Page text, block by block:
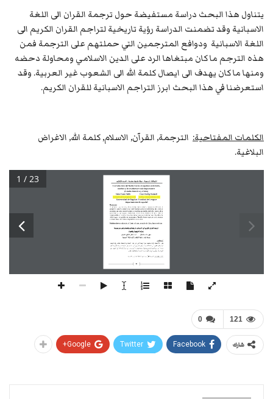
يتناول هذا البحث دراسة مستفيضة حول ترجمة القران الى اللغة
الاسبانية وقد تضمنت الدراسة رؤية تاريخية لتراجم القران الكريم الى
اللغة الاسبانية ودوافع المترجمين التي حملتهم على الترجمة فمن
هذه الترجم ما كان مبتغاها الرد على الدين الاسلامي ومحاولة دحضه
ومنها ما كان يهدف الى ايصال كلمة الله الى الشعوب غير العربية. وقد
استعرضنا في هذا البحث ابرز التراجم الاسبانية للقران الكريم.
الكلمات المفتاحية: الترجمة, القرآن, الاسلام, كلمة الله, الاغراض
البلاغية.
شـراقـات تنمــوية ... مجـلة علــمية محكــمة ... العــدد الثلاثون
21
La traducción del Noble Corán al español: su historia,
motivos y los traductores más importantes
(Estudio histórico y crítico)
Suha Esam Salih
Enas Sadiq Hamudi
suhaalhaidry@gmail.com
sadiq_enas@yahoo.com
Universidad de Bagdad / Facultad de Lenguas
Departamento de español
Resumen
El  presente  trabajo  se  trata  de  un  extenso  estudio  sobre  la  traducción  del  Corán  al
español.  El  estudio  contuvo  una  visión  histórica  sobre  las  traducciones  del  Corán  al
traducción,  ya  que  algunas  traducciones  tenían  como  objetivo  criticar  el  Islam  e
intentar refutarlo, mientras hay otras traducciones que intentaban hacer la palabra de
las traducciones del Corán al español más destacados.
ترجمة القران الكريم الى الاسبانية تاريخها ودوافعها واهم مترجميها
دراسة تاريخية ونقدية
سهى عصام صالح       ا.م. ايناس صادق حمودي
جامعة بغداد / كلية اللغات / قسم اللغة الاسبانية
المستخلص:
يتناول هذا البحث دراسة مستفيضة حول ترجمة القران الى اللغة الاسبانية وقد تضمنت الدراسة رؤية تاريخية
لتراجم القران الكريم الى اللغة الاسبانية  ودوافع المترجمين التي حملتهم على الترجمة فمن هذه الترجم ما كان
العربية. وقد استعرضنا في هذا البحث ابرز التراجم الاسبانية للقران الكريم.
الكلمات المفتاحية: الترجمة, القرآن, الاسلام, كلمة الله, الاغراض البلاغية.
1 / 23
0 121
شارك Facebook
Twitter
Google+